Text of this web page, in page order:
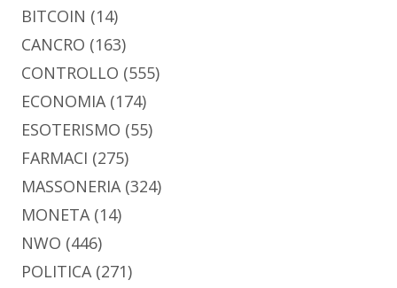
BITCOIN (14)
CANCRO (163)
CONTROLLO (555)
ECONOMIA(174)
ESOTERISMO (55)
FARMACI (275)
MASSONERIA(324)
MONETA(14)
NWO (446)
POLITICA(271)